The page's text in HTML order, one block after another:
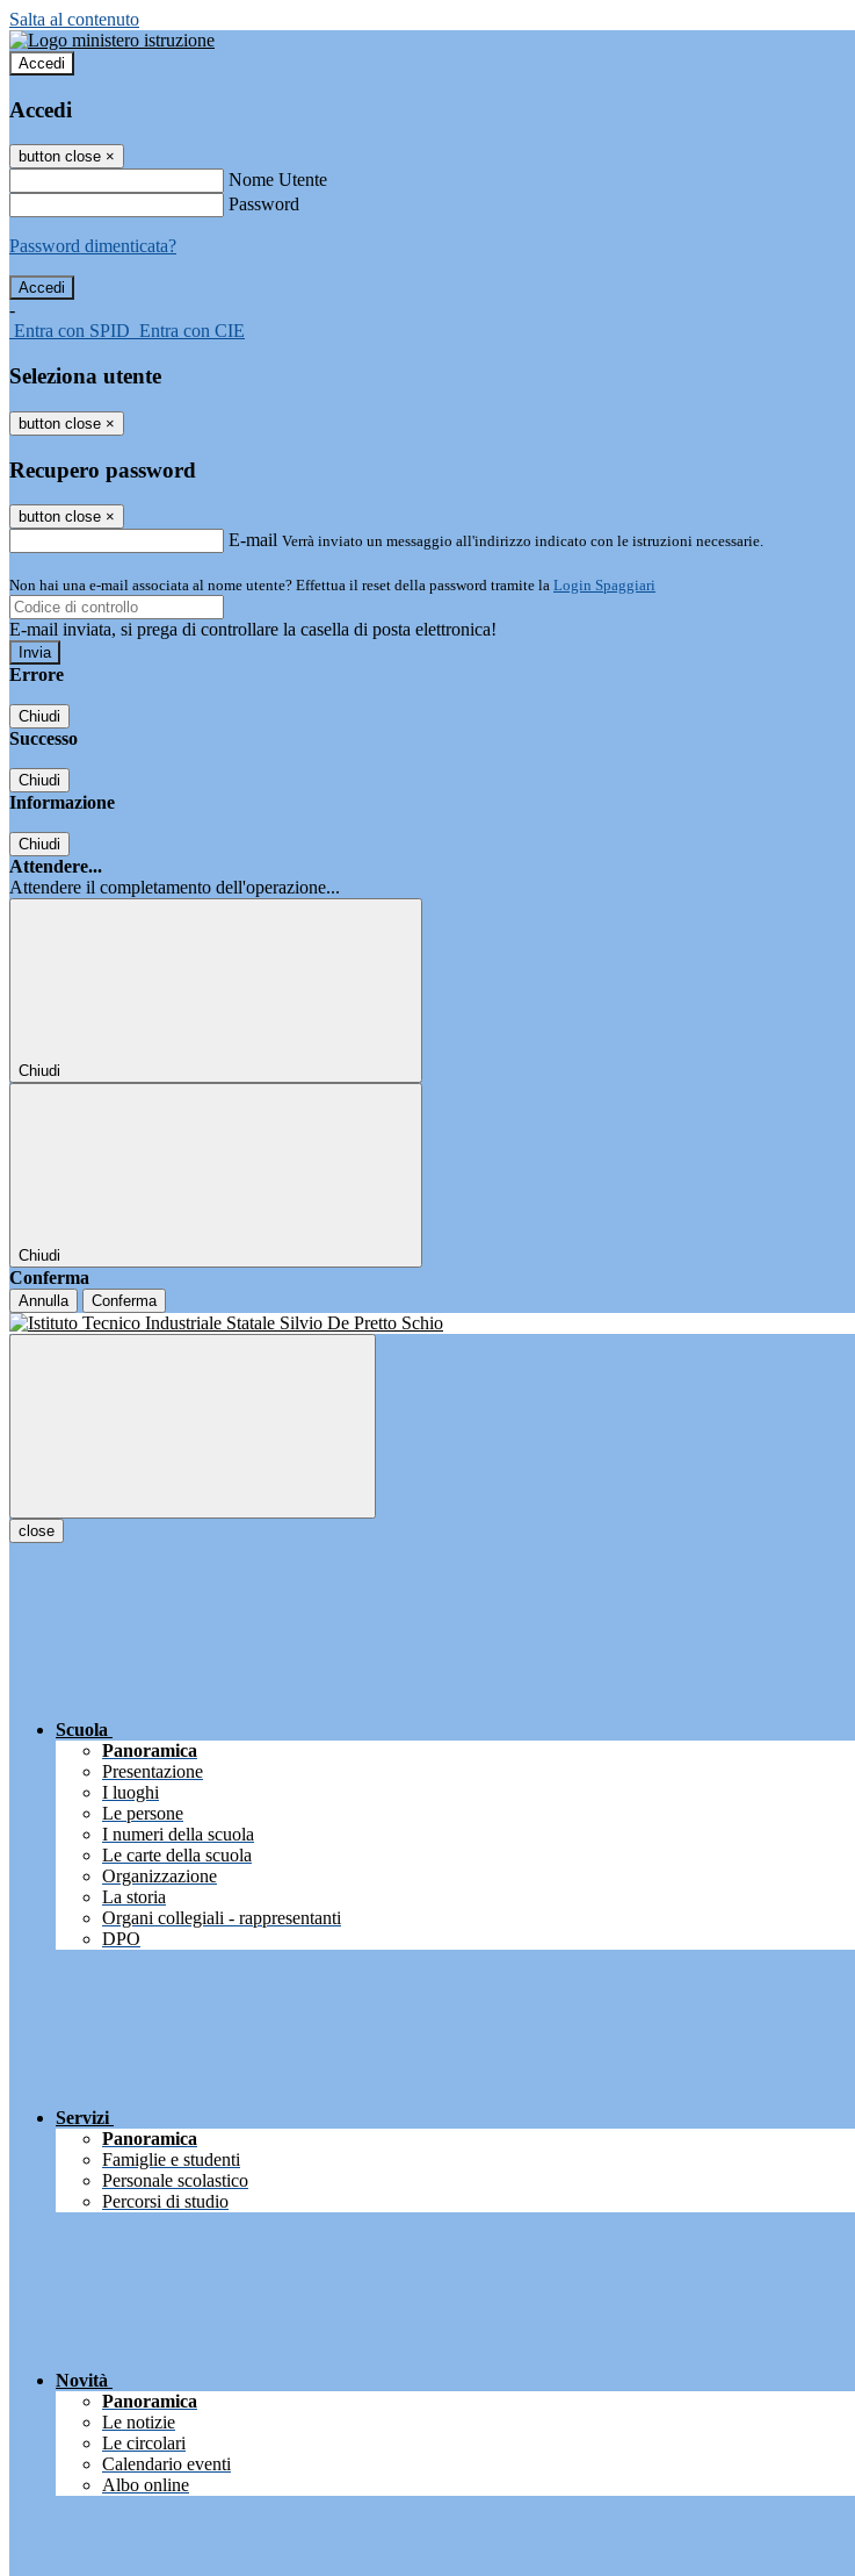
Salta al contenuto
Accedi
Accedi
button close ×
Nome Utente
Password
Password dimenticata?
-
Entra con SPID Entra con CIE
Seleziona utente
button close ×
Recupero password
button close ×
E-mail Verrà inviato un messaggio all'indirizzo indicato con le istruzioni necessarie.
Non hai una e-mail associata al nome utente? Effettua il reset della password tramite la Login Spaggiari
E-mail inviata, si prega di controllare la casella di posta elettronica!
Errore
Chiudi
Successo
Chiudi
Informazione
Chiudi
Attendere...
Attendere il completamento dell'operazione...
Chiudi
Chiudi
Conferma
Annulla Conferma
close
Scuola
Panoramica
Presentazione
I luoghi
Le persone
I numeri della scuola
Le carte della scuola
Organizzazione
La storia
Organi collegiali - rappresentanti
DPO
Servizi
Panoramica
Famiglie e studenti
Personale scolastico
Percorsi di studio
Novità
Panoramica
Le notizie
Le circolari
Calendario eventi
Albo online